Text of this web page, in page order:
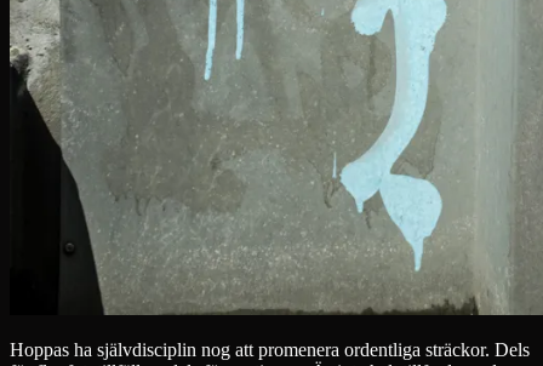
Hoppas ha självdisciplin nog att promenera ordentliga sträckor. Dels